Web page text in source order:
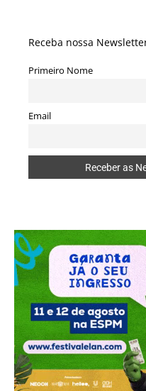
Receba nossa
Primeiro Nome
Email